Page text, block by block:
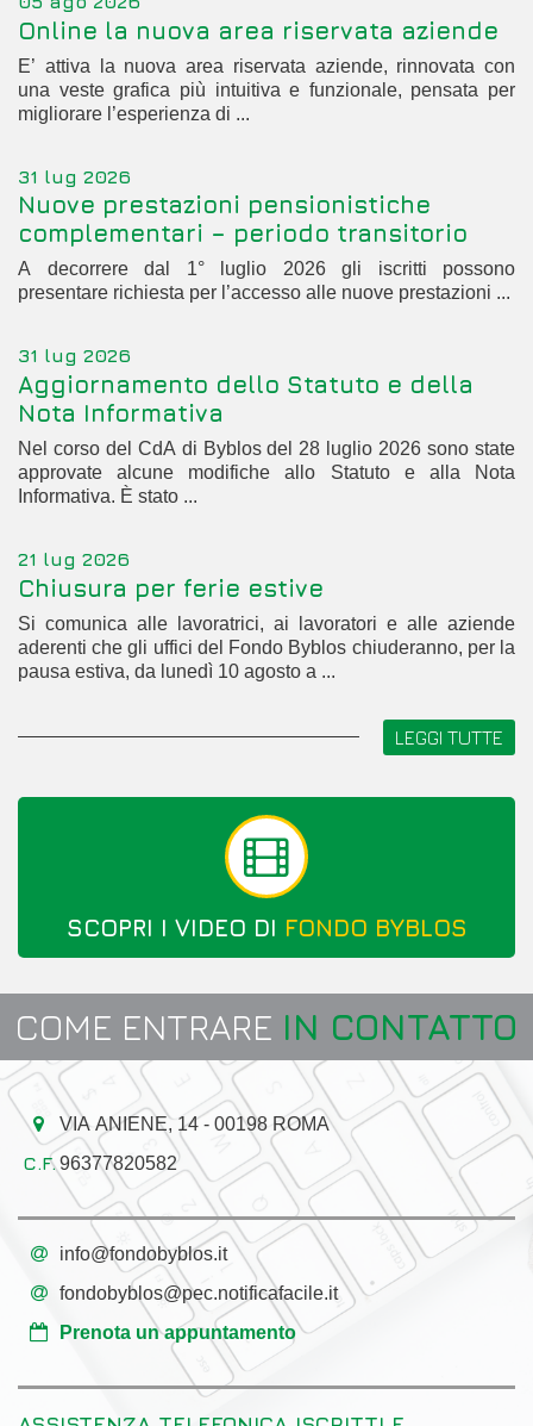
Online la nuova area riservata aziende
E’ attiva la nuova area riservata aziende, rinnovata con
una veste grafica più intuitiva e funzionale, pensata per
migliorare l’esperienza di ...
31 lug 2026
Nuove prestazioni pensionistiche
complementari – periodo transitorio
A decorrere dal 1° luglio 2026 gli iscritti possono
presentare richiesta per l’accesso alle nuove prestazioni ...
31 lug 2026
Aggiornamento dello Statuto e della
Nota Informativa
Nel corso del CdA di Byblos del 28 luglio 2026 sono state
approvate alcune modifiche allo Statuto e alla Nota
Informativa. È stato ...
21 lug 2026
Chiusura per ferie estive
Si comunica alle lavoratrici, ai lavoratori e alle aziende
aderenti che gli uffici del Fondo Byblos chiuderanno, per la
pausa estiva, da lunedì 10 agosto a ...
LEGGI TUTTE
SCOPRI I VIDEO DI FONDO BYBLOS
COME ENTRARE IN CONTATTO
VIA ANIENE, 14 - 00198 ROMA
96377820582
info@fondobyblos.it
fondobyblos@pec.notificafacile.it
Prenota un appuntamento